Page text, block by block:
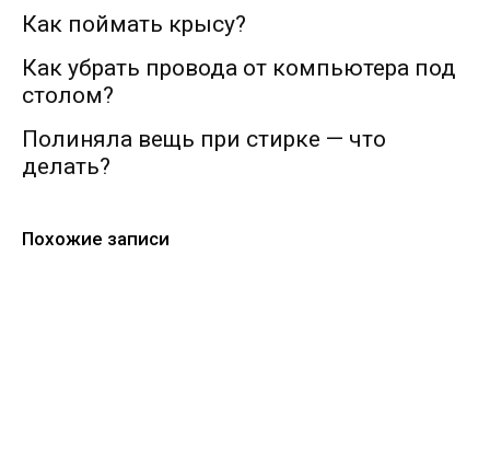
Как поймать крысу?
Как убрать провода от компьютера под
столом?
Полиняла вещь при стирке — что
делать?
Похожие записи